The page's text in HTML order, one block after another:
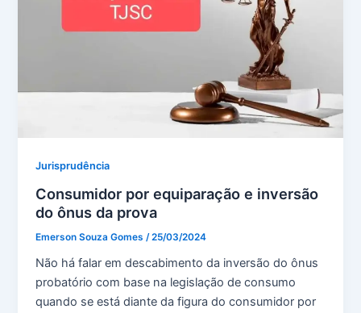
Jurisprudência
Consumidor por equiparação e inversão
do ônus da prova
Emerson Souza Gomes /25/03/2024
Não há falar em descabimento da inversão do ônus
probatório com base na legislação de consumo
quando se está diante da figura do consumidor por